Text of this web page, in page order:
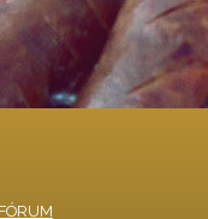
FÓRUM